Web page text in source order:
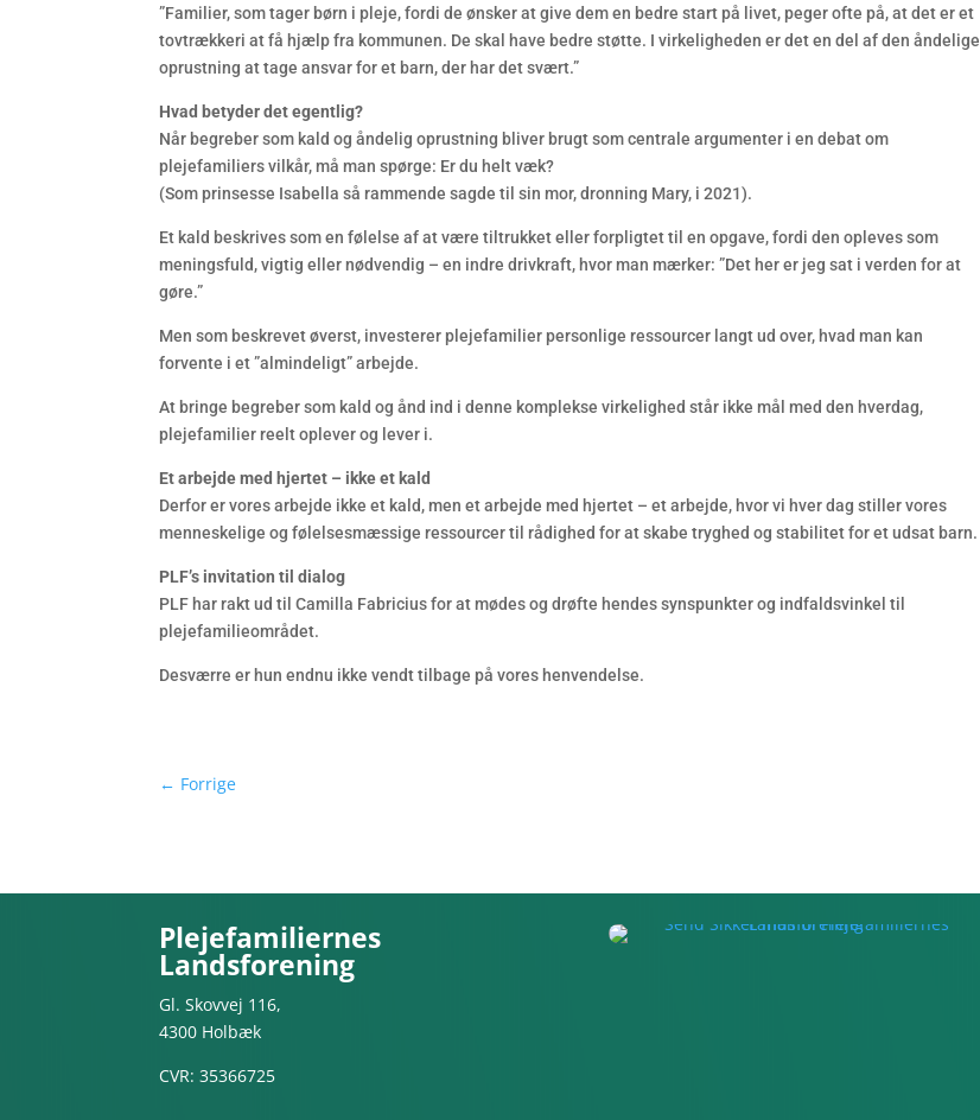
”Familier, som tager børn i pleje, fordi de ønsker at give dem en bedre start på livet, peger ofte på, at det er et
tovtrækkeri at få hjælp fra kommunen. De skal have bedre støtte. I virkeligheden er det en del af den åndelige
oprustning at tage ansvar for et barn, der har det svært.”
Hvad betyder det egentlig?
Når begreber som kald og åndelig oprustning bliver brugt som centrale argumenter i en debat om
plejefamiliers vilkår, må man spørge: Er du helt væk?
(Som prinsesse Isabella så rammende sagde til sin mor, dronning Mary, i 2021).
Et kald beskrives som en følelse af at være tiltrukket eller forpligtet til en opgave, fordi den opleves som
meningsfuld, vigtig eller nødvendig – en indre drivkraft, hvor man mærker: ”Det her er jeg sat i verden for at
gøre.”
Men som beskrevet øverst, investerer plejefamilier personlige ressourcer langt ud over, hvad man kan
forvente i et ”almindeligt” arbejde.
At bringe begreber som kald og ånd ind i denne komplekse virkelighed står ikke mål med den hverdag,
plejefamilier reelt oplever og lever i.
Et arbejde med hjertet – ikke et kald
Derfor er vores arbejde ikke et kald, men et arbejde med hjertet – et arbejde, hvor vi hver dag stiller vores
menneskelige og følelsesmæssige ressourcer til rådighed for at skabe tryghed og stabilitet for et udsat barn.
PLF’s invitation til dialog
PLF har rakt ud til Camilla Fabricius for at mødes og drøfte hendes synspunkter og indfaldsvinkel til
plejefamilieområdet.
Desværre er hun endnu ikke vendt tilbage på vores henvendelse.
← Forrige
Plejefamiliernes
Landsforening
Gl. Skovvej 116,
4300 Holbæk
CVR: 35366725